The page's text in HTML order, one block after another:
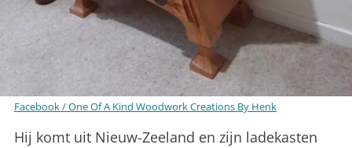
Facebook / One Of A Kind Woodwork Creations By Henk
Hij komt uit Nieuw-Zeeland en zijn ladekasten